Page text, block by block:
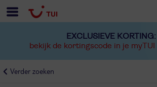
EXCLUSIEVE KORTING:
bekijk de kortingscode in je myTUI
Verder zoeken